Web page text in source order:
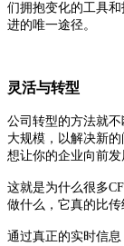
们拥抱变化的工具
进的唯一途径。
灵活与转型
公司转型的方法就
大规模，以解决新
想让你的企业向前发
这就是为什么很多
做什么，它真的比传
通过真正的实时信